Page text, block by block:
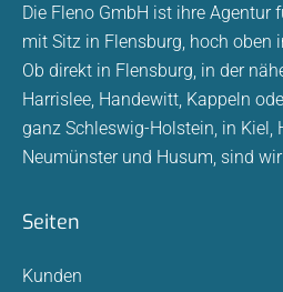
Die Fleno GmbH ist ihre Agentur
mit Sitz in Flensburg, hoch oben
Ob direkt in Flensburg, in der
Harrislee, Handewitt, Kappeln
ganz Schleswig-Holstein, in Kiel,
Neumünster und Husum, sind
Seiten
Kunden